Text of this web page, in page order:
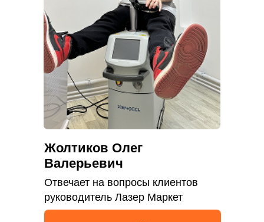
Жолтиков Олег
Валерьевич
Отвечает на вопросы клиентов
руководитель Лазер Маркет